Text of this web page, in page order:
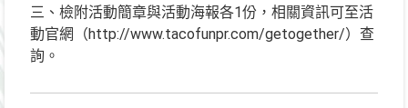
三、檢附活動簡章與活動海報各1份，相關資訊可至活
動官網（http://www.tacofunpr.com/getogether/）查
詢。